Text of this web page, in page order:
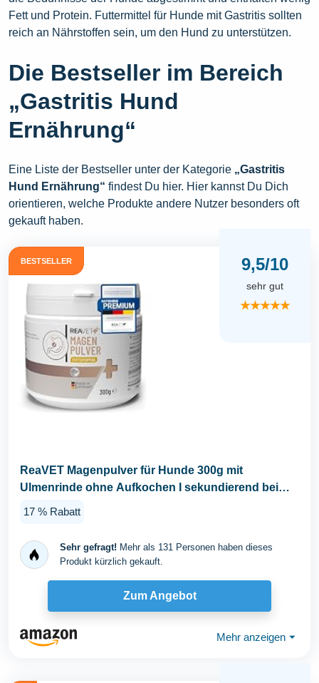
Fett und Protein. Futtermittel für Hunde mit Gastritis sollten
reich an Nährstoffen sein, um den Hund zu unterstützen.
Die Bestseller im Bereich
„Gastritis Hund
Ernährung“
Eine Liste der Bestseller unter der Kategorie „Gastritis
Hund Ernährung“ findest Du hier. Hier kannst Du Dich
orientieren, welche Produkte andere Nutzer besonders oft
gekauft haben.
BESTSELLER 9,5/10
sehr gut
★★★★★
ReaVET Magenpulver für Hunde 300g mit
Ulmenrinde ohne Aufkochen I sekundierend bei
17 % Rabatt
Sehr gefragt! Mehr als 131 Personen haben dieses
Produkt kürzlich gekauft.
Zum Angebot
Mehr anzeigen ⏷